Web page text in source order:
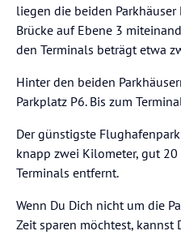
liegen die beiden
Brücke auf Ebene 3
den Terminals beträgt etwa
Hinter den beiden
Parkplatz P6. Bis zum
Der günstigste
knapp zwei Kilometer, gut
Terminals entfernt.
Wenn Du Dich nicht um die
Zeit sparen möchtest, kannst